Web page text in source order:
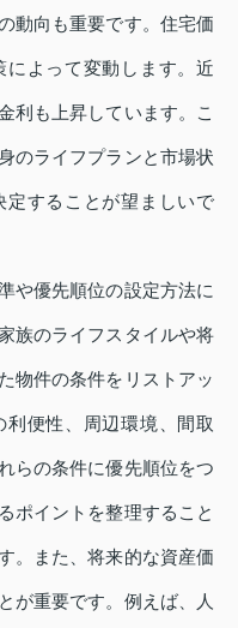
動向も重要です。住宅価
よって変動します。近
利も上昇しています。こ
のライフプランと市場状
することが望ましいで
や優先順位の設定方法に
族のライフスタイルや将
物件の条件をリストアッ
便性、周辺環境、間取
らの条件に優先順位をつ
ポイントを整理すること
。また、将来的な資産価
が重要です。例えば、人